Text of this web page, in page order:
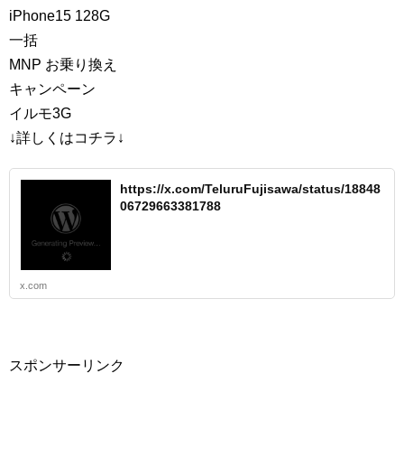
iPhone15 128G
一括
MNP お乗り換え
キャンペーン
イルモ3G
↓詳しくはコチラ↓
https://x.com/TeluruFujisawa/status/18848
06729663381788
x.com
スポンサーリンク